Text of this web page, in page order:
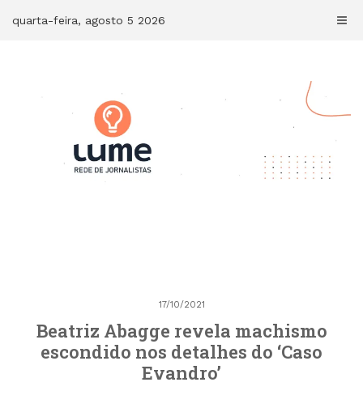
quarta-feira, agosto 5 2026
17/10/2021
Beatriz Abagge revela machismo
escondido nos detalhes do ‘Caso
Evandro’